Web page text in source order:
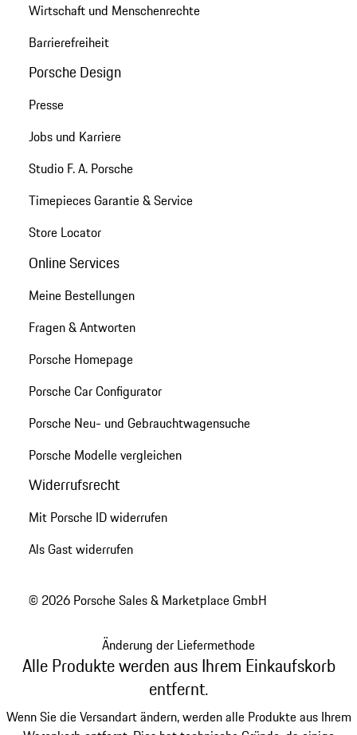
Wirtschaft und Menschenrechte
Barrierefreiheit
Porsche Design
Presse
Jobs und Karriere
Studio F. A. Porsche
Timepieces Garantie & Service
Store Locator
Online Services
Meine Bestellungen
Fragen & Antworten
Porsche Homepage
Porsche Car Configurator
Porsche Neu- und Gebrauchtwagensuche
Porsche Modelle vergleichen
Widerrufsrecht
Mit Porsche ID widerrufen
Als Gast widerrufen
© 2026 Porsche Sales & Marketplace GmbH
Änderung der Liefermethode
Alle Produkte werden aus Ihrem Einkaufskorb
entfernt.
Wenn Sie die Versandart ändern, werden alle Produkte aus Ihrem